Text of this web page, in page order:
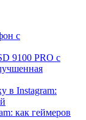
с
9100 PRO с
в Instagram:
как геймеров